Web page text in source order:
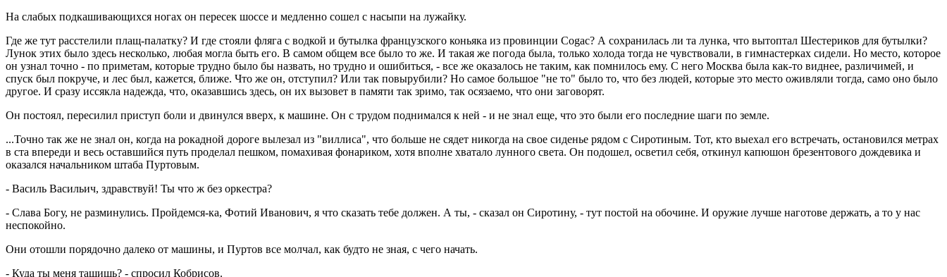
На слабых подкашивающихся ногах он пересек шоссе и медленно сошел с насыпи на лужайку.
Где же тут расстелили плащ-палатку? И где стояли фляга с водкой и бутылка французского коньяка из провинции Соgас? А сохранилась ли та лунка, что вытоптал Шестериков для бутылки?
Лунок этих было здесь несколько, любая могла быть его. В самом общем все было то же. И такая же погода была, только холода тогда не чувствовали, в гимнастерках сидели. Но место, которое
он узнал точно - по приметам, которые трудно было бы назвать, но трудно и ошибиться, - все же оказалось не таким, как помнилось ему. С него Москва была как-то виднее, различимей, и
спуск был покруче, и лес был, кажется, ближе. Что же он, отступил? Или так повырубили? Но самое большое "не то" было то, что без людей, которые это место оживляли тогда, само оно было
другое. И сразу иссякла надежда, что, оказавшись здесь, он их вызовет в памяти так зримо, так осязаемо, что они заговорят.
Он постоял, пересилил приступ боли и двинулся вверх, к машине. Он с трудом поднимался к ней - и не знал еще, что это были его последние шаги по земле.
...Точно так же не знал он, когда на рокадной дороге вылезал из "виллиса", что больше не сядет никогда на свое сиденье рядом с Сиротиным. Тот, кто выехал его встречать, остановился метрах
в ста впереди и весь оставшийся путь проделал пешком, помахивая фонариком, хотя вполне хватало лунного света. Он подошел, осветил себя, откинул капюшон брезентового дождевика и
оказался начальником штаба Пуртовым.
- Василь Васильич, здравствуй! Ты что ж без оркестра?
- Слава Богу, не разминулись. Пройдемся-ка, Фотий Иванович, я что сказать тебе должен. А ты, - сказал он Сиротину, - тут постой на обочине. И оружие лучше наготове держать, а то у нас
неспокойно.
Они отошли порядочно далеко от машины, и Пуртов все молчал, как будто не зная, с чего начать.
- Куда ты меня тащишь? - спросил Кобрисов.